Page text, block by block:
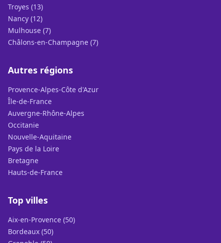
Troyes (13)
Nancy (12)
Mulhouse (7)
Châlons-en-Champagne (7)
Autres régions
Provence-Alpes-Côte d'Azur
Île-de-France
Auvergne-Rhône-Alpes
Occitanie
Nouvelle-Aquitaine
Pays de la Loire
Bretagne
Hauts-de-France
Top villes
Aix-en-Provence (50)
Bordeaux (50)